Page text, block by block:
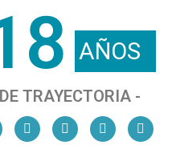
AÑOS
TRAYECTORIA -